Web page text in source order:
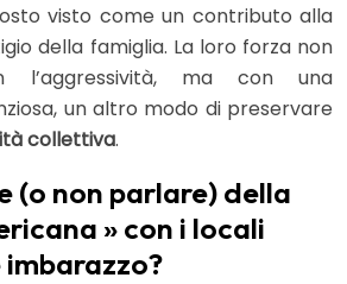
visto come un contributo alla
della famiglia. La loro forza non
l’aggressività, ma con una
un altro modo di preservare
collettiva.
(o non parlare) della
» con i locali